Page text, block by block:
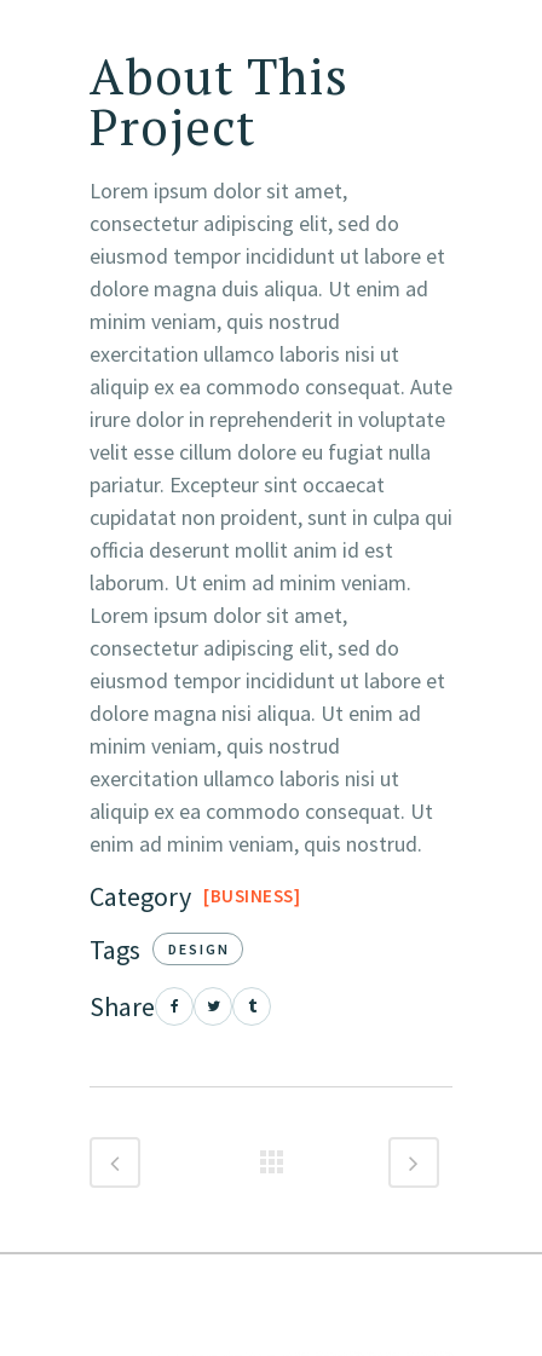
Category BUSINESS
Tags DESIGN
About This
Project
Lorem ipsum dolor sit amet,
consectetur adipiscing elit, sed do
eiusmod tempor incididunt ut labore et
dolore magna duis aliqua. Ut enim ad
minim veniam, quis nostrud
exercitation ullamco laboris nisi ut
aliquip ex ea commodo consequat. Aute
irure dolor in reprehenderit in voluptate
velit esse cillum dolore eu fugiat nulla
pariatur. Excepteur sint occaecat
cupidatat non proident, sunt in culpa qui
officia deserunt mollit anim id est
laborum. Ut enim ad minim veniam.
Lorem ipsum dolor sit amet,
consectetur adipiscing elit, sed do
eiusmod tempor incididunt ut labore et
dolore magna nisi aliqua. Ut enim ad
minim veniam, quis nostrud
exercitation ullamco laboris nisi ut
aliquip ex ea commodo consequat. Ut
enim ad minim veniam, quis nostrud.
Share